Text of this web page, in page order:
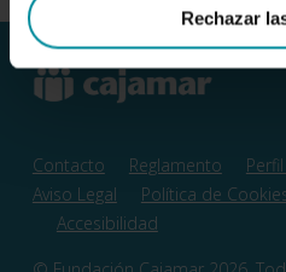
Rechazar
Contacto Reglamento
Aviso Legal
Política de
Accesibilidad